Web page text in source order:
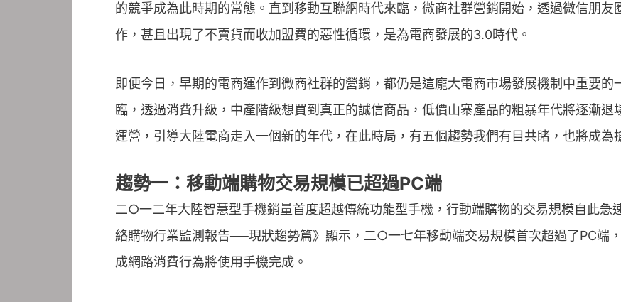
的競爭成為此時期的常態。直到移動互聯網時代來臨，微商社群營銷開始，透過微信朋友
作，甚且出現了不賣貨而收加盟費的惡性循環，是為電商發展的3.0時代。
即便今日，早期的電商運作到微商社群的營銷，都仍是這龐大電商市場發展機制中重要
臨，透過消費升級，中產階級想買到真正的誠信商品，低價山寨產品的粗暴年代將逐漸
運營，引導大陸電商走入一個新的年代，在此時局，有五個趨勢我們有目共睹，也將成為
趨勢一：移動端購物交易規模已超過PC端
二○一二年大陸智慧型手機銷量首度超越傳統功能型手機，行動端購物的交易規模自此
絡購物行業監測報告──現狀趨勢篇》顯示，二○一七年移動端交易規模首次超過了PC端
成網路消費行為將使用手機完成。